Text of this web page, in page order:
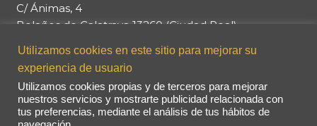
C/ Ánimas, 4
Bolaños de Calatrava 13260 (Ciudad Real)
926870803- 661648905- 661574145
gesafir@gesafir.es
Utilizamos cookies en este sitio para mejorar su
experiencia de usuario
Utilizamos cookies propias y de terceros para mejorar
nuestros servicios y mostrarte publicidad relacionada con
tus preferencias, mediante el análisis de tus hábitos de